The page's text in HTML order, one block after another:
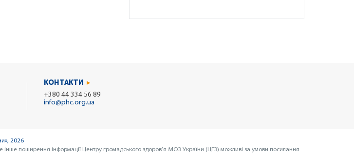
КОНТАКТИ
+380 44 334 56 89
info@phc.org.ua
2026
поширення інформації Центру громадського здоров’я МОЗ України (ЦГЗ) можливі за умови посилання